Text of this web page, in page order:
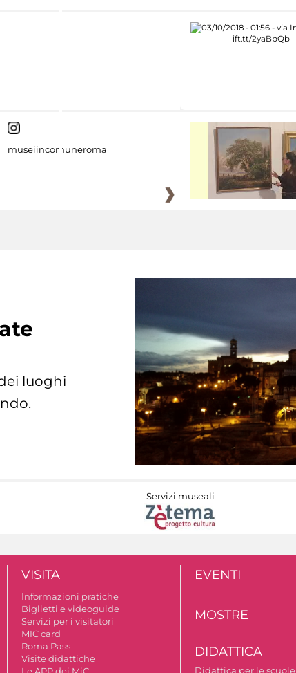
museiincomuneroma
luoghi
Servizi museali
VISITA
Informazioni pratiche
Biglietti e videoguide
Servizi per i visitatori
MIC card
Roma Pass
Visite didattiche
EVENTI
MOSTRE
DIDATTICA
Didattica per le scuole